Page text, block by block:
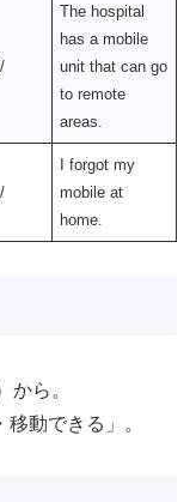
The hospital
has a mobile
unit that can go
to remote
areas.
I forgot my
mobile at
home.
から。
動できる」。